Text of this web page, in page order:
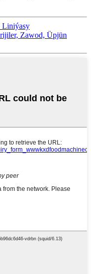
Liniýasy
Zawod, Üpjün